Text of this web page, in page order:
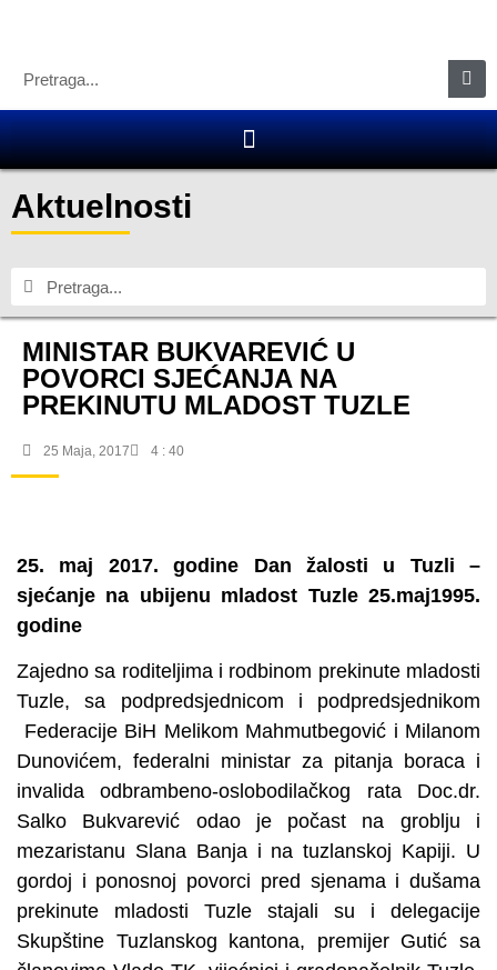
Aktuelnosti
MINISTAR BUKVAREVIĆ U
POVORCI SJEĆANJA NA
PREKINUTU MLADOST TUZLE
25 Maja, 2017 4 : 40
25. maj 2017. godine Dan žalosti u Tuzli –
sjećanje na ubijenu mladost Tuzle 25.maj1995.
godine
Zajedno sa roditeljima i rodbinom prekinute mladosti
Tuzle, sa podpredsjednicom i podpredsjednikom
Federacije BiH Melikom Mahmutbegović i Milanom
Dunovićem, federalni ministar za pitanja boraca i
invalida odbrambeno-oslobodilačkog rata Doc.dr.
Salko Bukvarević odao je počast na groblju i
mezaristanu Slana Banja i na tuzlanskoj Kapiji. U
gordoj i ponosnoj povorci pred sjenama i dušama
prekinute mladosti Tuzle stajali su i delegacije
Skupštine Tuzlanskog kantona, premijer Gutić sa